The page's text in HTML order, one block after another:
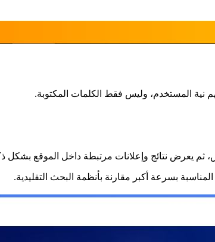
يعرض نتائج وإعلانات مرتبطة داخل الموقع بشكل
بسرعة أكبر مقارنة بأنظمة البحث التقليدية.